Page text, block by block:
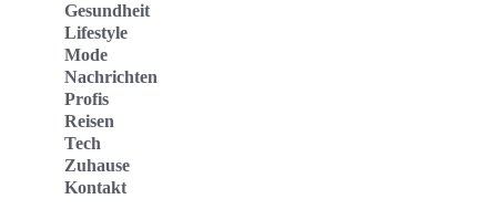
Gesundheit
Lifestyle
Mode
Nachrichten
Profis
Reisen
Tech
Zuhause
Kontakt